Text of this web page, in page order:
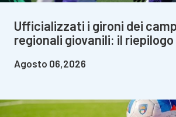
Ufficializzati i gironi dei
regionali giovanili: il riepilogo
Agosto 06,2026